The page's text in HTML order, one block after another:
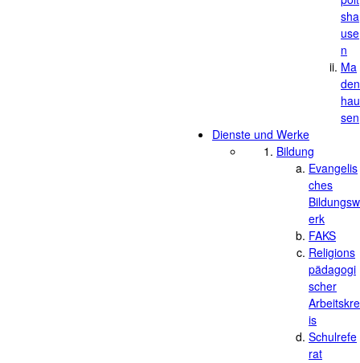
sha
use
n
Ma
den
hau
sen
Dienste und Werke
Bildung
Evangelis
ches
Bildungsw
erk
FAKS
Religions
pädagogi
scher
Arbeitskre
is
Schulrefe
rat